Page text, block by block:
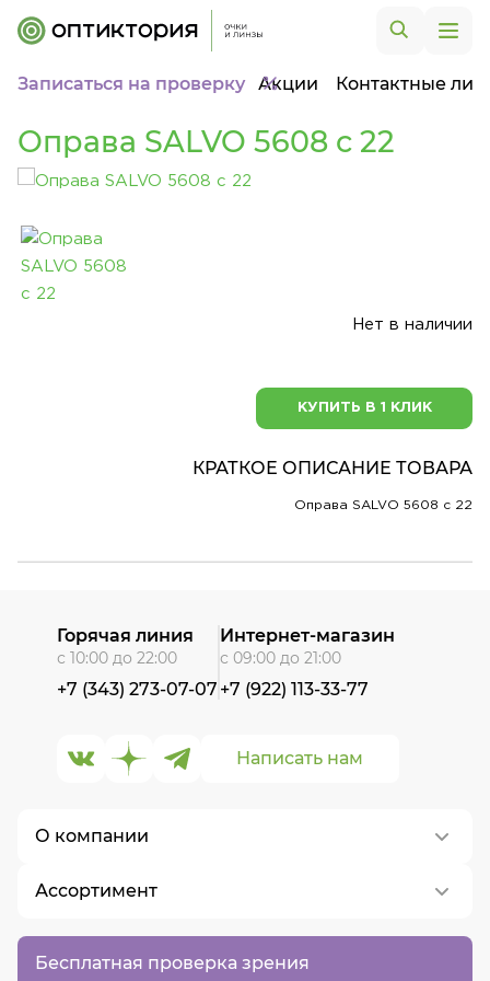
Записаться на проверку Акции Контактные
Оправа SALVO 5608 c 22
Нет в наличии
КУПИТЬ В 1 КЛИК
КРАТКОЕ ОПИСАНИЕ ТОВАРА
Оправа SALVO 5608 c 22
Бесплатная проверка зрения
О компании
О нас
Контакты
Вакансии
Ассортимент
Написать нам
Горячая линия
с 10:00 до 22:00
+7 (343) 273-07-07
Интернет-магазин
с 09:00 до 21:00
+7 (922) 113-33-77